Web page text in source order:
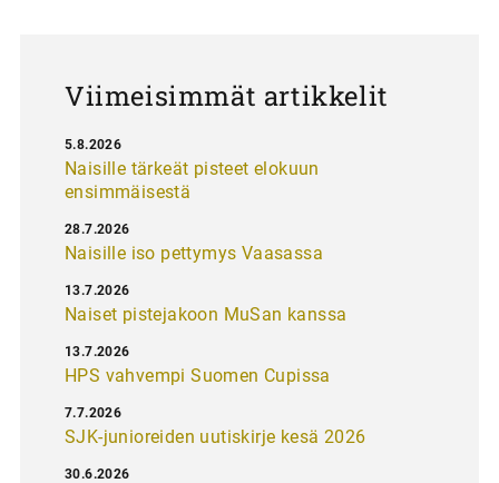
Viimeisimmät artikkelit
Naisille tärkeät pisteet elokuun
ensimmäisestä
5.8.2026
Naisille iso pettymys Vaasassa
28.7.2026
Naiset pistejakoon MuSan kanssa
13.7.2026
HPS vahvempi Suomen Cupissa
13.7.2026
SJK-junioreiden uutiskirje kesä 2026
7.7.2026
30.6.2026